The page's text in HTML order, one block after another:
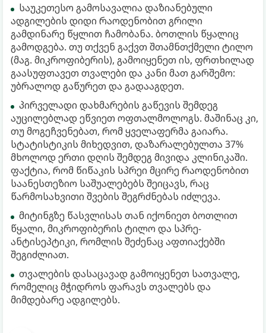
საუკეთესო გამოსავალია დაზიანებული
ადგილების დიდი რაოდენობით გრილი
გამდინარე წყლით ჩამობანა. ბოთლის წყალიც
გამოდგება. თუ თქვენ გაქვთ შთამნთქმელი ტილო
(მაგ. მიკროფიბერის), გამოიყენეთ ის, ფრთხილად
გაასუფთავეთ თვალები და კანი მათ გარშემო:
უბრალოდ გაწურეთ და გადააგდეთ.
პირველადი დახმარების გაწევის შემდეგ
აუცილებლად ეწვიეთ ოფთალმოლოგს. მაშინაც კი,
თუ მოგეჩვენებათ, რომ ყველაფერმა გაიარა.
სტატისტიკის მიხედვით, დაზარალებულთა 37%
მხოლოდ ერთი დღის შემდეგ მივიდა კლინიკაში.
ფაქტია, რომ წიწაკის სპრეი მცირე რაოდენობით
საანესთეზიო საშუალებებს შეიცავს, რაც
წარმოსახვითი შვების შეგრძნებას იძლევა.
მიტინგზე წასვლისას თან იქონიეთ ბოთლით
წყალი, მიკროფიბერის ტილო და სპრე-
ანტისეპტიკი, რომლის შეძენაც აფთიაქებში
შეგიძლიათ.
თვალების დასაცავად გამოიყენეთ სათვალე,
რომელიც მჭიდროს ფარავს თვალებს და
მიმდებარე ადგილებს.